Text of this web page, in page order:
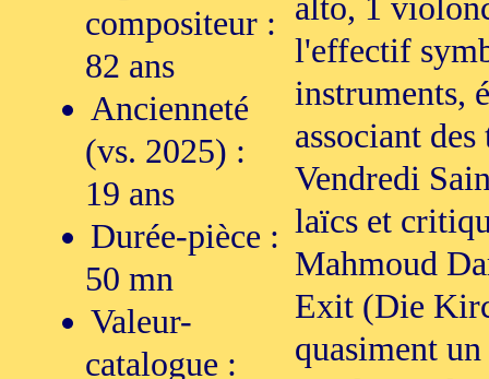
compositeur :
82 ans
Ancienneté
(vs. 2025) :
19 ans
Durée-pièce :
50 mn
Valeur-
catalogue :
l'effectif
instruments,
associant
Vendredi
laïcs et
Mahmoud
Exit (Die
quasiment